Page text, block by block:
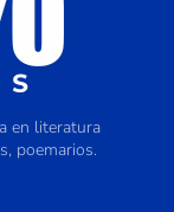
en literatura
poemarios.